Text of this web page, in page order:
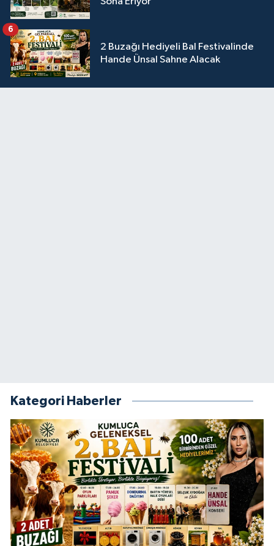
2 Buzağı Hediyeli Bal Festivalinde
Hande Ünsal Sahne Alacak
6
Kategori Haberler